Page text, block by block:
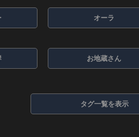
オーラ
お地蔵さん
タグ一覧を表示